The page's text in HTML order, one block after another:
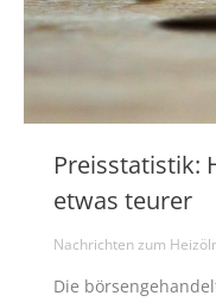
Preisstatistik:
etwas teurer
Nachrichten zum
Die